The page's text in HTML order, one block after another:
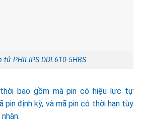
tử PHILIPS DDL610-5HBS
bao gồm mã pin có hiệu lực tự
pin định kỳ, và mã pin có thời hạn tùy